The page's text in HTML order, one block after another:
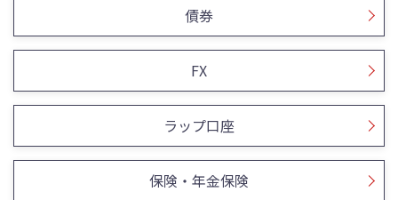
債券
FX
ラップ口座
保険・年金保険